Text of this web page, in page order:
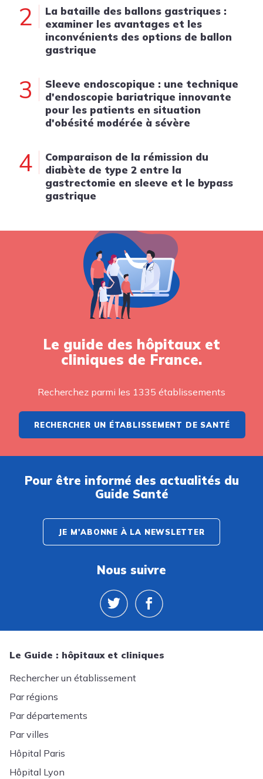
2
La bataille des ballons gastriques :
examiner les avantages et les
inconvénients des options de ballon
gastrique
3
Sleeve endoscopique : une technique
d'endoscopie bariatrique innovante
pour les patients en situation
d'obésité modérée à sévère
4
Comparaison de la rémission du
diabète de type 2 entre la
gastrectomie en sleeve et le bypass
gastrique
Le guide des hôpitaux et
cliniques de France.
Recherchez parmi les 1335 établissements
RECHERCHER UN ÉTABLISSEMENT DE SANTÉ
Pour être informé des actualités du
Guide Santé
JE M'ABONNE À LA NEWSLETTER
Nous suivre
Le Guide : hôpitaux et cliniques
Rechercher un établissement
Par régions
Par départements
Par villes
Hôpital Paris
Hôpital Lyon